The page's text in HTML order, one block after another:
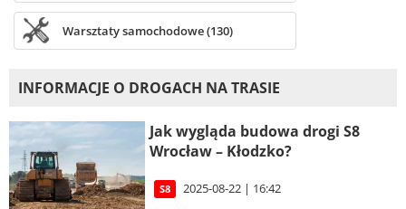
Warsztaty samochodowe (130)
INFORMACJE O DROGACH NA TRASIE
Jak wygląda budowa drogi S8
Wrocław – Kłodzko?
S8 2025-08-22 | 16:42